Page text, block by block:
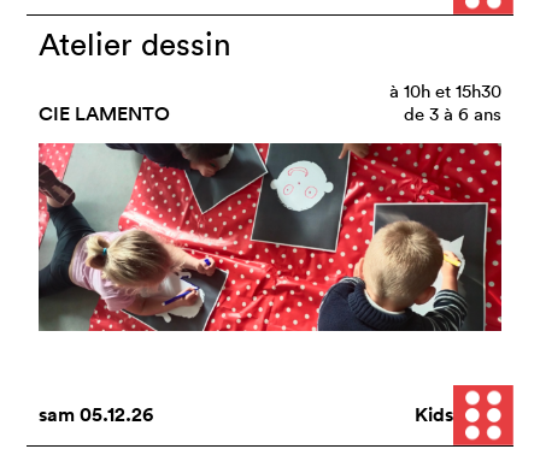
Atelier dessin
CIE LAMENTO
à 10het 15h30
de 3 à 6 ans
sam05.12.26 Kids